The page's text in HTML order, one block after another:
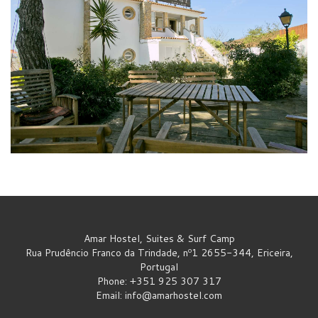
Amar Hostel, Suites & Surf Camp
Rua Prudêncio Franco da Trindade, nº1 2655-344, Ericeira,
Portugal
Phone: +351 925 307 317
Email: info@amarhostel.com